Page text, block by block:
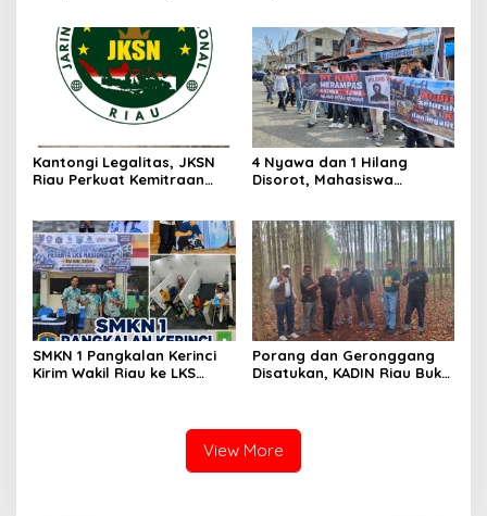
Desak Usut Dividen Rp331,7
Miliar
Kantongi Legalitas, JKSN
Riau Perkuat Kemitraan
4 Nyawa dan 1 Hilang
Disorot, Mahasiswa
SMKN 1 Pangkalan Kerinci
Kirim Wakil Riau ke LKS
Porang dan Geronggang
Disatukan, KADIN Riau Buka
View More